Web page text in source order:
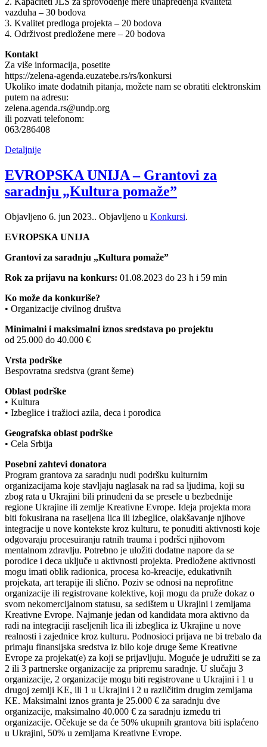
vazduha – 30 bodova
3. Kvalitet predloga projekta – 20 bodova
4. Održivost predložene mere – 20 bodova
Kontakt
Za više informacija, posetite
https://zelena-agenda.euzatebe.rs/rs/konkursi
Ukoliko imate dodatnih pitanja, možete nam se obratiti elektronskim
putem na adresu:
zelena.agenda.rs@undp.org
ili pozvati telefonom:
063/286408
Detaljnije
EVROPSKA UNIJA – Grantovi za
saradnju „Kultura pomaže”
Objavljeno 6. jun 2023.. Objavljeno u Konkursi.
EVROPSKA UNIJA
Grantovi za saradnju „Kultura pomaže”
Rok za prijavu na konkurs: 01.08.2023 do 23 h i 59 min
Ko može da konkuriše?
• Organizacije civilnog društva
Minimalni i maksimalni iznos sredstava po projektu
od 25.000 do 40.000 €
Vrsta podrške
Bespovratna sredstva (grant šeme)
Oblast podrške
• Kultura
• Izbeglice i tražioci azila, deca i porodica
Geografska oblast podrške
• Cela Srbija
Posebni zahtevi donatora
Program grantova za saradnju nudi podršku kulturnim
organizacijama koje stavljaju naglasak na rad sa ljudima, koji su
zbog rata u Ukrajini bili prinuđeni da se presele u bezbednije
regione Ukrajine ili zemlje Kreativne Evrope. Ideja projekta mora
biti fokusirana na raseljena lica ili izbeglice, olakšavanje njihove
integracije u nove kontekste kroz kulturu, te ponuditi aktivnosti koje
odgovaraju procesuiranju ratnih trauma i podršci njihovom
mentalnom zdravlju. Potrebno je uložiti dodatne napore da se
porodice i deca uključe u aktivnosti projekta. Predložene aktivnosti
mogu imati oblik radionica, procesa ko-kreacije, edukativnih
projekata, art terapije ili slično. Poziv se odnosi na neprofitne
organizacije ili registrovane kolektive, koji mogu da pruže dokaz o
svom nekomercijalnom statusu, sa sedištem u Ukrajini i zemljama
Kreativne Evrope. Najmanje jedan od kandidata mora aktivno da
radi na integraciji raseljenih lica ili izbeglica iz Ukrajine u nove
realnosti i zajednice kroz kulturu. Podnosioci prijava ne bi trebalo da
primaju finansijska sredstva iz bilo koje druge šeme Kreativne
Evrope za projekat(e) za koji se prijavljuju. Moguće je udružiti se za
2 ili 3 partnerske organizacije za pripremu saradnje. U slučaju 3
organizacije, 2 organizacije mogu biti registrovane u Ukrajini i 1 u
drugoj zemlji KE, ili 1 u Ukrajini i 2 u različitim drugim zemljama
KE. Maksimalni iznos granta je 25.000 € za saradnju dve
organizacije, maksimalno 40.000 € za saradnju između tri
organizacije. Očekuje se da će 50% ukupnih grantova biti isplaćeno
u Ukrajini, 50% u zemljama Kreativne Evrope.